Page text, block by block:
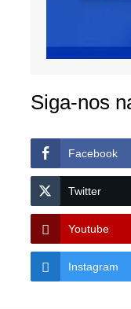
Siga-nos
Facebook
Twitter
Youtube
Instagram